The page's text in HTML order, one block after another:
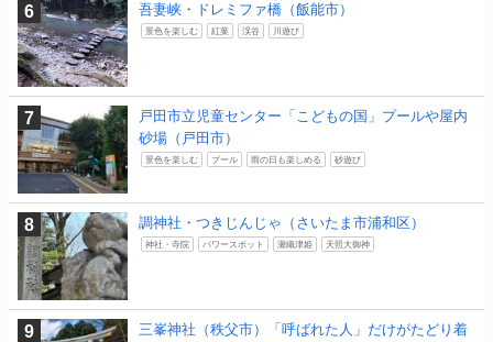
吾妻峡・ドレミファ橋（飯能市）
景色を楽しむ 紅葉 渓谷 川遊び
戸田市立児童センター「こどもの国」プールや屋内
砂場（戸田市）
景色を楽しむ プール 雨の日も楽しめる 砂遊び
調神社・つきじんじゃ（さいたま市浦和区）
神社・寺院 パワースポット 瀬織津姫 天照大御神
三峯神社（秩父市）「呼ばれた人」だけがたどり着